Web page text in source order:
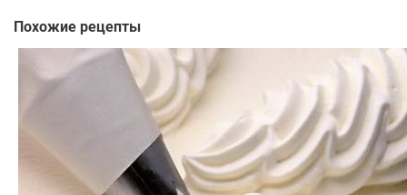
Похожие рецепты